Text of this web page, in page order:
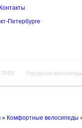
Контакты
Городские
» Комфортные велосипеды